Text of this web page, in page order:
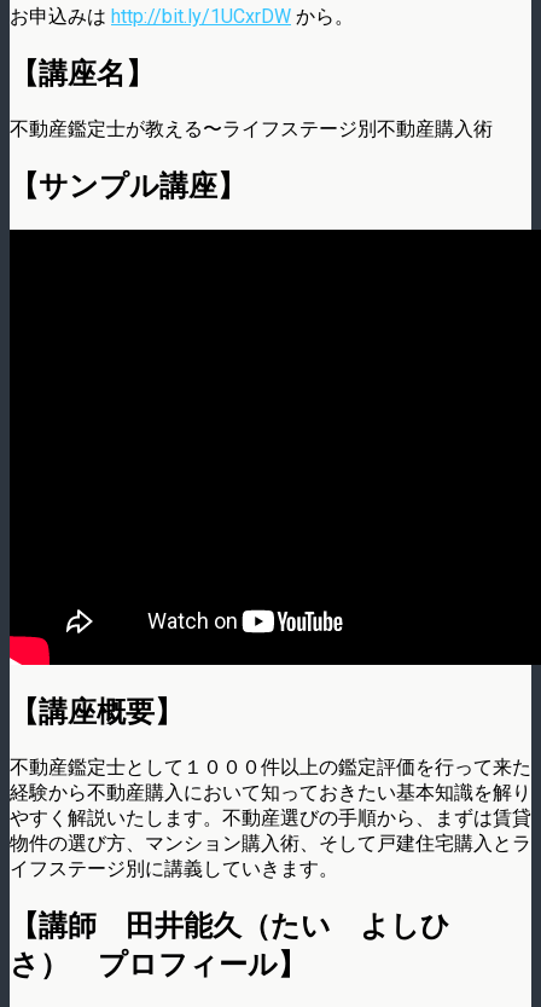
お申込みは http://bit.ly/1UCxrDW から。
【講座名】
不動産鑑定士が教える〜ライフステージ別不動産購入術
【サンプル講座】
【講座概要】
不動産鑑定士として１０００件以上の鑑定評価を行って来た
経験から不動産購入において知っておきたい基本知識を解り
やすく解説いたします。不動産選びの手順から、まずは賃貸
物件の選び方、マンション購入術、そして戸建住宅購入とラ
イフステージ別に講義していきます。
【講師 田井能久（たい よしひ
さ） プロフィール】